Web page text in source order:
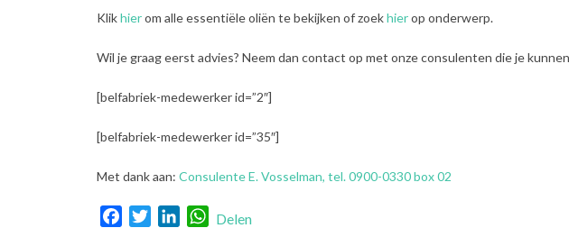
Klikhierom alle essentiële oliën te bekijken of zoekhierop onderwerp.
Wil je graag eerst advies? Neem dan contact op met onze consulenten die je
[belfabriek-medewerker id=”2″]
[belfabriek-medewerker id=”35″]
Met dank aan: Consulente E. Vosselman, tel. 0900-0330 box 02
FacebookTwitterLinkedInWhatsApp
Delen